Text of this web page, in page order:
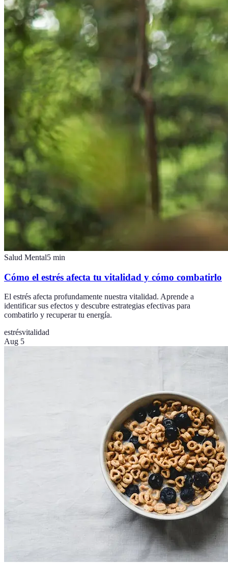
Salud Mental5 min
Cómo el estrés afecta tu vitalidad y cómo combatirlo
El estrés afecta profundamente nuestra vitalidad. Aprende a
identificar sus efectos y descubre estrategias efectivas para
combatirlo y recuperar tu energía.
estrésvitalidad
Aug 5